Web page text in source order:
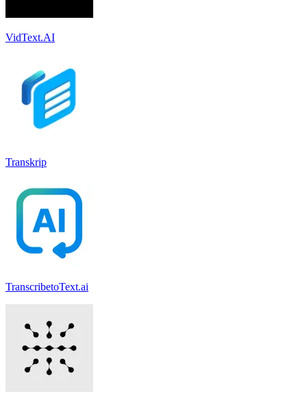
VidText.AI
Transkrip
TranscribetoText.ai